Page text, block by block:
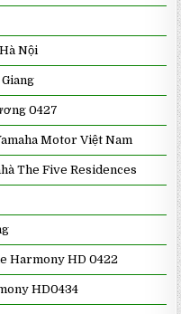
Nội
0427
Motor Việt Nam
The Five Residences
Harmony HD 0422
HD0434